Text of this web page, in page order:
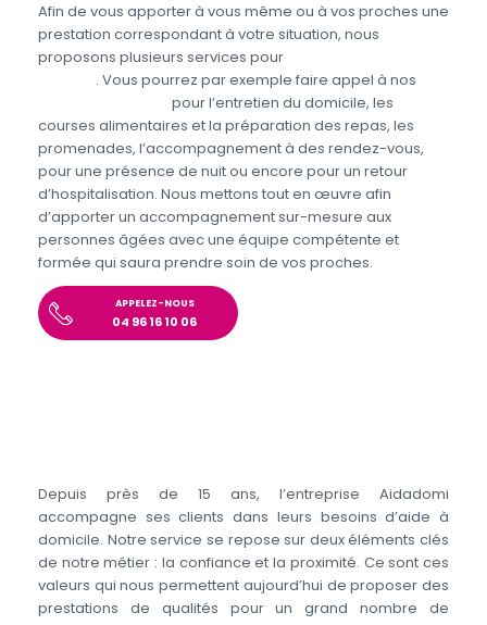
Afin de vous apporter à vous même ou à vos proches une
prestation correspondant à votre situation, nous
proposons plusieurs services pour
. Vous pourrez par exemple faire appel à nos
pour l’entretien du domicile, les
courses alimentaires et la préparation des repas, les
promenades, l’accompagnement à des rendez-vous,
pour une présence de nuit ou encore pour un retour
d’hospitalisation. Nous mettons tout en œuvre afin
d’apporter un accompagnement sur-mesure aux
personnes âgées avec une équipe compétente et
formée qui saura prendre soin de vos proches.
APPELEZ-NOUS
04 96 16 10 06
Depuis près de 15 ans, l’entreprise Aidadomi
accompagne ses clients dans leurs besoins d’aide à
domicile. Notre service se repose sur deux éléments clés
de notre métier : la confiance et la proximité. Ce sont ces
valeurs qui nous permettent aujourd’hui de proposer des
prestations de qualités pour un grand nombre de